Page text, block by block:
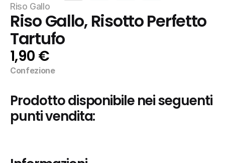
Riso Gallo
Riso Gallo, Risotto Perfetto
Tartufo
1,90 €
Confezione
Prodotto disponibile nei seguenti
punti vendita: